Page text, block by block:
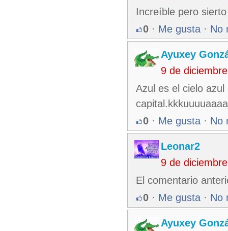
Increíble pero
0 · Me gusta · No
Ayuxey
9 de
Azul es el cielo
0 · Me gusta · No
Leonar2
9 de
El comentario
0 · Me gusta · No
Ayuxey